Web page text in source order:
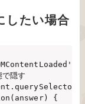
したい場合
隠す
{